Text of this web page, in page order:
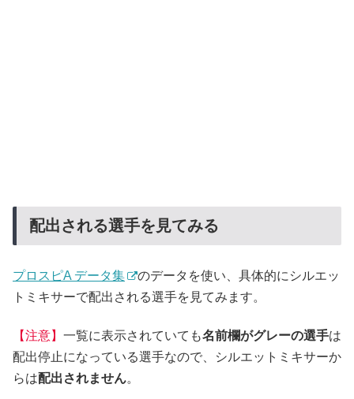
配出される選手を見てみる
プロスピA データ集
のデータを使い、具体的にシルエッ
トミキサーで配出される選手を見てみます。
【注意】 一覧に表示されていても名前欄がグレーの選手は
配出停止になっている選手なので、シルエットミキサーか
らは配出されません。